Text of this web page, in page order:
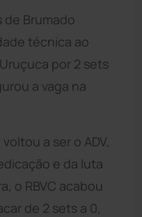
de Brumado
técnica ao
por 2 sets
a vaga na
a ser o ADV,
e da luta
o RBVC acabou
de 2 sets a 0,